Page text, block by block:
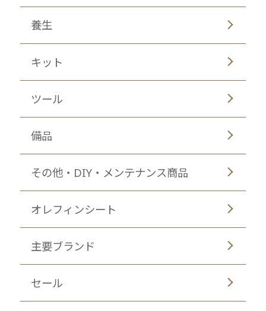
養生
キット
ツール
備品
その他・DIY・メンテナンス商品
オレフィンシート
主要ブランド
セール